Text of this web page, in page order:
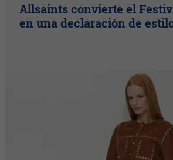
Allsaints convierte el
en una declaración de